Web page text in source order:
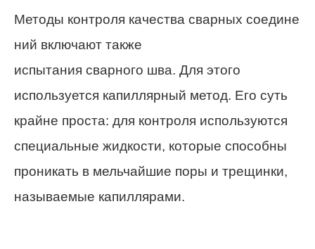
Методы контроля качества сварных соедине
ний включают также
испытания сварного шва. Для этого
используется капиллярный метод. Его суть
крайне проста: для контроля используются
специальные жидкости, которые способны
проникать в мельчайшие поры и трещинки,
называемые капиллярами.